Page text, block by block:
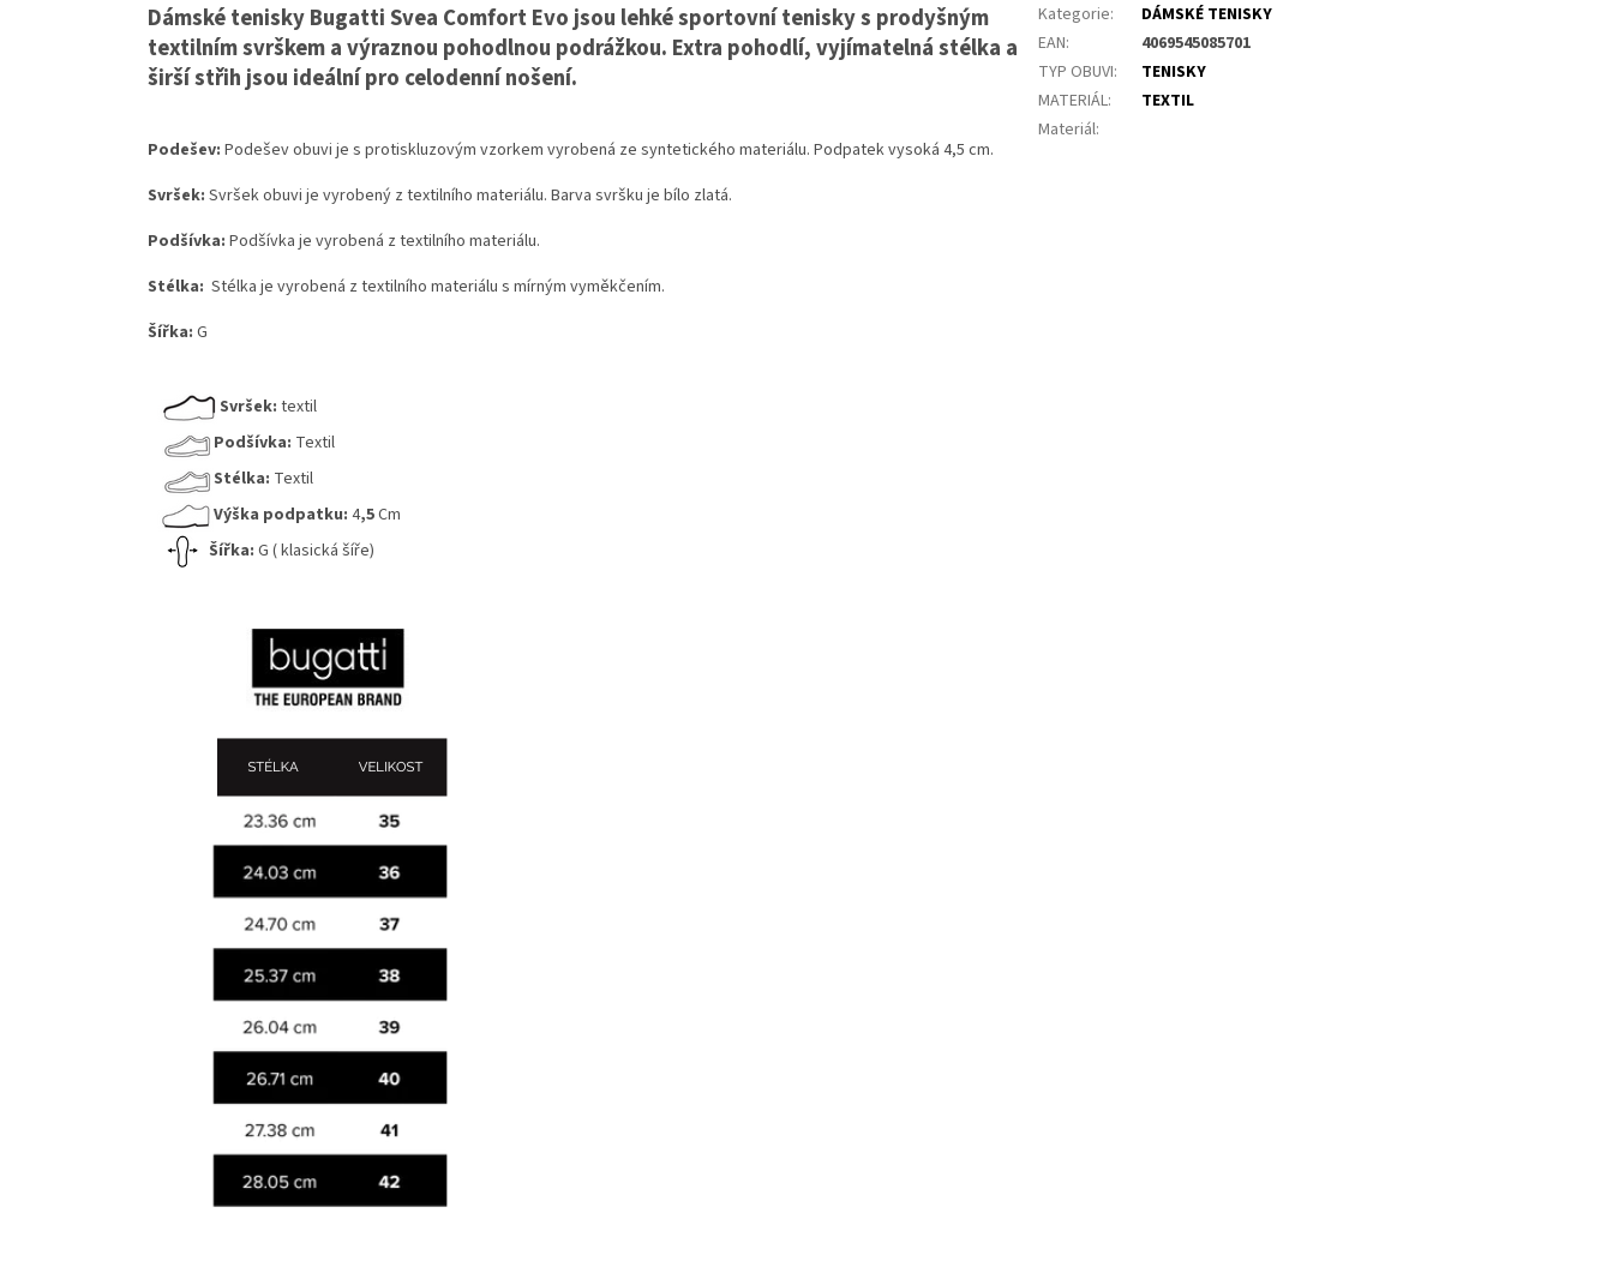
Dámské tenisky Bugatti Svea Comfort Evo jsou lehké sportovní tenisky s prodyšným
textilním svrškem a výraznou pohodlnou podrážkou. Extra pohodlí, vyjímatelná stélka a
širší střih jsou ideální pro celodenní nošení.
Podešev: Podešev obuvi je s protiskluzovým vzorkem vyrobená ze syntetického materiálu. Podpatek vysoká 4,5 cm.
Svršek: Svršek obuvi je vyrobený z textilního materiálu. Barva svršku je bílo zlatá.
Podšívka: Podšívka je vyrobená z textilního materiálu.
Stélka: Stélka je vyrobená z textilního materiálu s mírným vyměkčením.
Šířka: G
Svršek: textil
Podšívka: Textil
Stélka: Textil
Výška podpatku: 4,5Cm
Šířka: G ( klasická šíře)
Kategorie:
DÁMSKÉ TENISKY
EAN:
4069545085701
TYP OBUVI:
TENISKY
MATERIÁL:
TEXTIL
Materiál: